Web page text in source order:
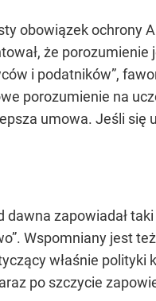
obowiązek
że porozumienie
i podatników”,
porozumienie na
umowa. Jeśli
dawna zapowiadał
Wspomniany jest
właśnie
po szczycie